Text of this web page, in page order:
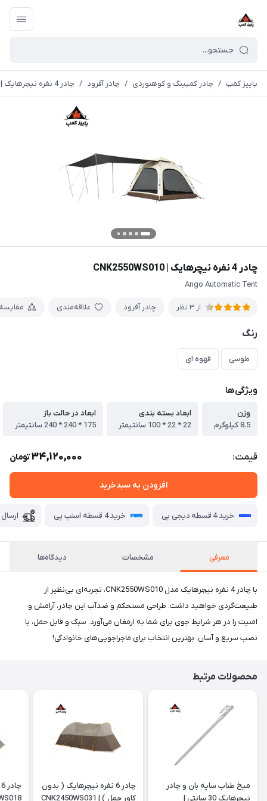
پاییز کمپ / چادر کمپینگ و کوهنوردی / چادر آفرود / چادر 4 نفره نیچرهایک | CNK2550WS010
چادر 4 نفره نیچرهایک | CNK2550WS010
Ango Automatic Tent
از 3 نظر چادر آفرود علاقه‌مندی
رنگ
طوسی قهوه ای
ویژگی‌ها
وزن
8.5 کیلوگرم
ابعاد بسته بندی
22 * 22 * 100 سانتیمتر
ابعاد در حالت باز
175 * 240 * 240 سانتیمتر
قیمت: 34,120,000تومان
افزودن به سبدخرید
خرید 4 قسطه دیجی پی خرید 4 قسطه اسنپ پی
معرفی مشخصات دیدگاه‌ها
با چادر 4 نفره نیچرهایک مدل CNK2550WS010، تجربه‌ای بی‌نظیر از
طبیعت‌گردی خواهید داشت. طراحی مستحکم و ضدآب این چادر، آرامش و
امنیت را در هر شرایط جوی برای شما به ارمغان می‌آورد. سبک و قابل حمل، با
نصب سریع و آسان. بهترین انتخاب برای ماجراجویی‌های خانوادگی!
محصولات مرتبط
میخ طناب سایه بان و چادر
نیچرهایک 30 سانتی |
چادر 6 نفره نیچرهایک ( بدون
کاور حمل ) | CNK2450WS031